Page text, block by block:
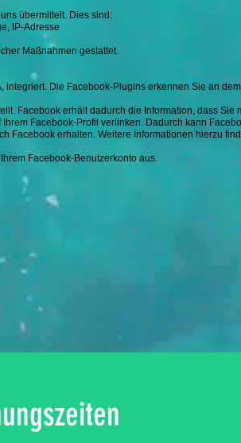
übermittelt. Dies sind:
IP-Adresse
Maßnahmen gestattet.
Die Facebook-Plugins erkennen Sie an
Facebook erhält dadurch die Information, dass Sie
Facebook-Profil verlinken. Dadurch kann
Facebook erhalten. Weitere Informationen hierzu
Facebook-Benutzerkonto aus.